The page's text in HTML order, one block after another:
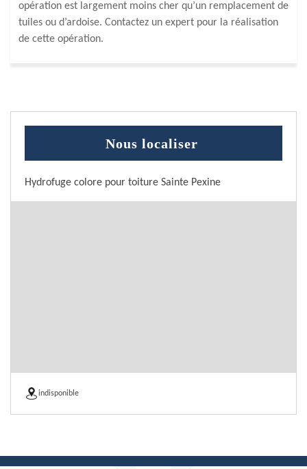
opération est largement moins cher qu’un remplacement de
tuiles ou d’ardoise. Contactez un expert pour la réalisation
de cette opération.
Nous localiser
Hydrofuge colore pour toiture Sainte Pexine
indisponible